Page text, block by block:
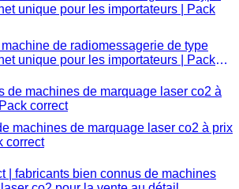
de radiomessagerie de type
unique pour les importateurs | Pack
machines de marquage laser co2 à prix
correct